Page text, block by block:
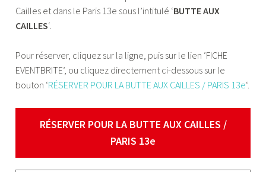
Cailles et dans le Paris 13e sous l’intitulé ‘BUTTE AUX
CAILLES‘.
Pour réserver, cliquez sur la ligne, puis sur le lien ‘FICHE
EVENTBRITE’, ou cliquez directement ci-dessous sur le
bouton ‘RÉSERVER POUR LA BUTTE AUX CAILLES / PARIS 13e‘.
RÉSERVER POUR LA BUTTE AUX CAILLES /
PARIS 13e